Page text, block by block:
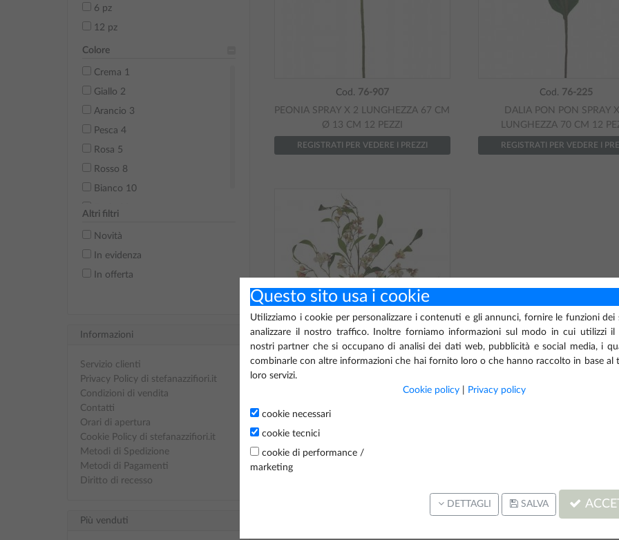
6 pz
12 pz
Colore
Crema 1
Giallo 2
Arancio 3
Pesca 4
Rosa 5
Rosso 8
Bianco 10
Altri filtri
Novità
In evidenza
In offerta
Informazioni
Servizio clienti
Privacy Policy di stefanazzifiori.it
Condizioni di vendita
Contatti
Orari di apertura
Cookie Policy di stefanazzifiori.it
Metodi di Spedizione
Metodi di Pagamenti
Diritto di recesso
Più venduti
Cod. 76-907
PEONIA SPRAY X 2 LUNGHEZZA 67 CM
Ø 13 CM 12 PEZZI
REGISTRATI PER VEDERE I PREZZI
Cod. 76-225
DALIA PON PON SPRAY
LUNGHEZZA 70 CM 12
REGISTRATI PER VEDERE I
MELO SPRAY X 3 LUNGHEZZA 110 CM
6 PEZZI
Questo sito usa i cookie
Utilizziamo i cookie per personalizzare i contenuti e gli annunci, fornire le funzioni dei
analizzare il nostro traffico. Inoltre forniamo informazioni sul modo in cui utilizzi
nostri partner che si occupano di analisi dei dati web, pubblicità e social media, i
combinarle con altre informazioni che hai fornito loro o che hanno raccolto in base al
loro servizi.
Cookie policy
Privacy policy
cookie necessari
cookie tecnici
cookie di performance /
marketing
DETTAGLI SALVA